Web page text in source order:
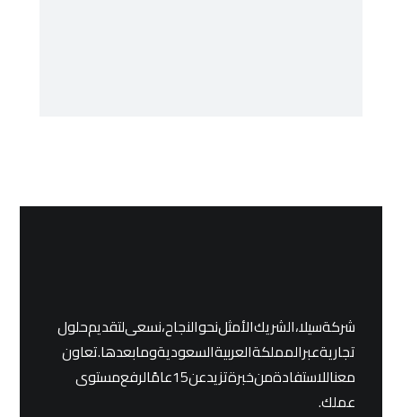
شركة سيلا ، الشريك الأمثل نحو النجاح، نسعى لتقديم حلول
تجارية عبر المملكة العربية السعودية وما بعدها. تعاون
معنا للاستفادة من خبرة تزيد عن 15 عامًا لرفع مستوى
عملك.